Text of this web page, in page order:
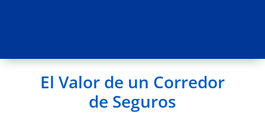
El Valor de un Corredor
de Seguros